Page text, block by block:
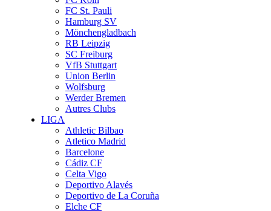
FC St. Pauli
Hamburg SV
Mönchengladbach
RB Leipzig
SC Freiburg
VfB Stuttgart
Union Berlin
Wolfsburg
Werder Bremen
Autres Clubs
LIGA
Athletic Bilbao
Atletico Madrid
Barcelone
Cádiz CF
Celta Vigo
Deportivo Alavés
Deportivo de La Coruña
Elche CF